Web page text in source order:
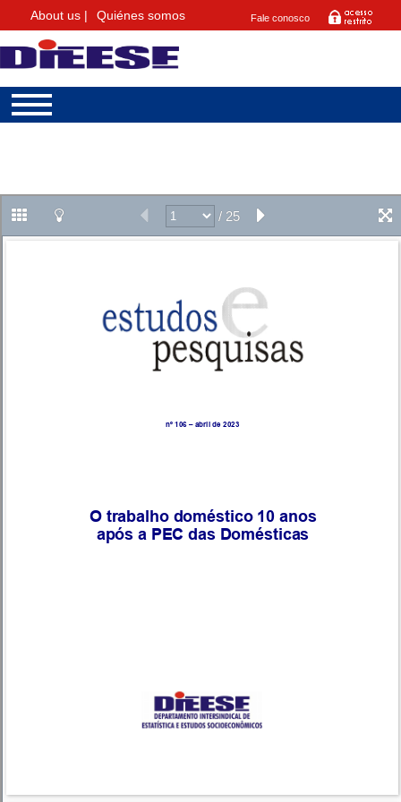
About us | Quiénes somos Fale conosco